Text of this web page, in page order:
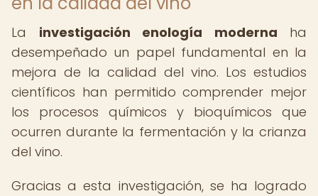
La investigación enología moderna ha
desempeñado un papel fundamental en la
mejora de la calidad del vino. Los estudios
científicos han permitido comprender mejor
los procesos químicos y bioquímicos que
ocurren durante la fermentación y la crianza
del vino.
Gracias a esta investigación, se ha logrado